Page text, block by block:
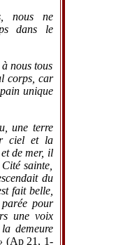
nous ne
dans le
nous tous
corps, car
unique
une terre
ciel et la
de mer, il
sainte,
du
fait belle,
pour
une voix
demeure
(Ap 21, 1-